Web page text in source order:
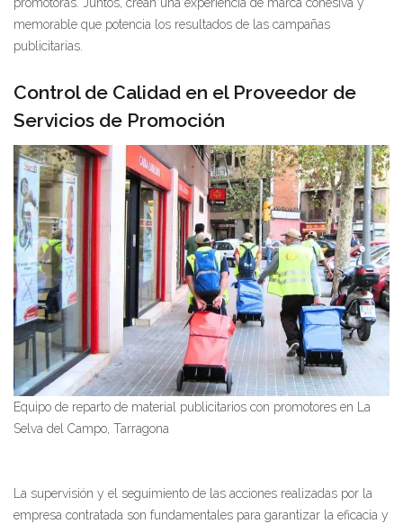
promotoras. Juntos, crean una experiencia de marca cohesiva y
memorable que potencia los resultados de las campañas
publicitarias.
Control de Calidad en el Proveedor de
Servicios de Promoción
Equipo de reparto de material publicitarios con promotores en La
Selva del Campo, Tarragona
La supervisión y el seguimiento de las acciones realizadas por la
empresa contratada son fundamentales para garantizar la eficacia y